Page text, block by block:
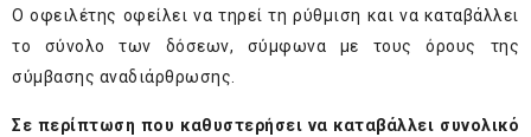
Ο οφειλέτης οφείλει να τηρεί τη ρύθμιση και να καταβάλλει
το σύνολο των δόσεων, σύμφωνα με τους όρους της
σύμβασης αναδιάρθρωσης.
Σε περίπτωση που καθυστερήσει να καταβάλλει συνολικό